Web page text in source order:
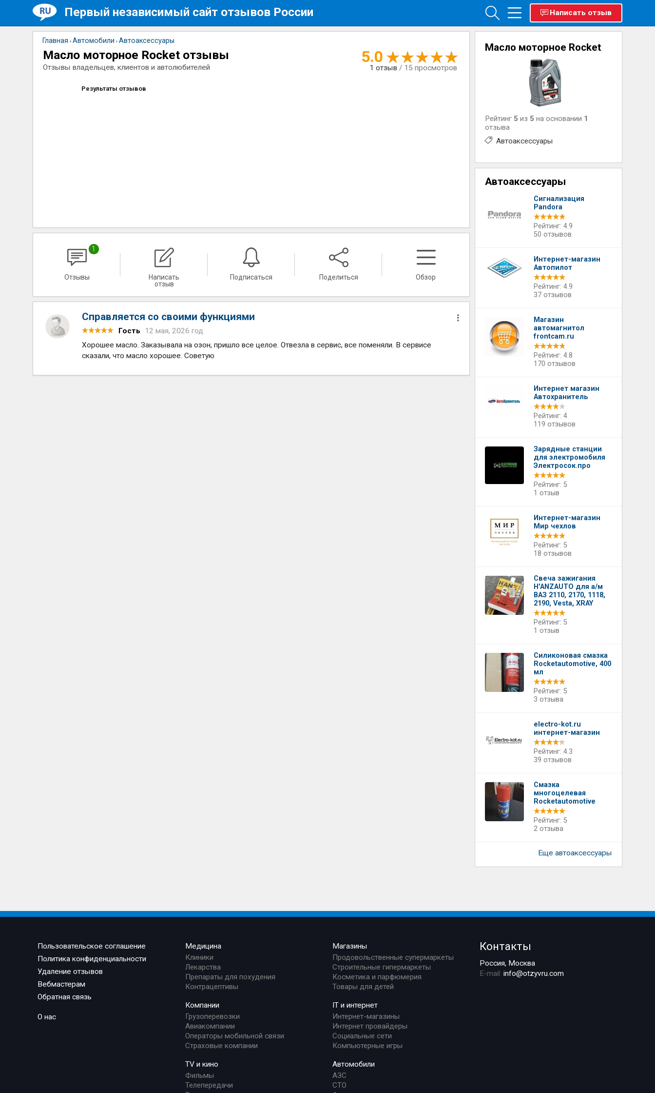
Первый независимый сайт отзывов России Написать отзыв
Главная ›Автомобили ›Автоаксессуары
Масло моторное Rocket отзывы
Отзывы владельцев, клиентов и автолюбителей
5.0
1 отзыв/ 15 просмотров
Результаты отзывов
1
Отзывы
Написать
отзыв
Подписаться Поделиться Обзор
Справляется со своими функциями
Гость
12 мая, 2026 год
Хорошее масло. Заказывала на озон, пришло все целое. Отвезла в сервис, все поменяли. В сервисе
сказали, что масло хорошее. Советую
Масло моторное Rocket
Рейтинг 5 из 5 на основании 1
отзыва
Автоаксессуары
Автоаксессуары
Сигнализация
Pandora
Рейтинг: 4.9
50 отзывов
Интернет-магазин
Автопилот
Рейтинг: 4.9
37 отзывов
Магазин
автомагнитол
frontcam.ru
Рейтинг: 4.8
170 отзывов
Интернет магазин
Автохранитель
Рейтинг: 4
119 отзывов
Зарядные станции
для электромобиля
Электросок.про
Рейтинг: 5
1 отзыв
Интернет-магазин
Мир чехлов
Рейтинг: 5
18 отзывов
Свеча зажигания
H'ANZAUTO для а/м
ВАЗ 2110, 2170, 1118,
2190, Vesta, XRAY
Рейтинг: 5
1 отзыв
Силиконовая смазка
Rocketautomotive, 400
мл
Рейтинг: 5
3 отзыва
electro-kot.ru
интернет-магазин
Рейтинг: 4.3
39 отзывов
Смазка
многоцелевая
Rocketautomotive
Рейтинг: 5
2 отзыва
Еще автоаксессуары
Пользовательское соглашение
Политика конфиденциальности
Удаление отзывов
Вебмастерам
Обратная связь
О нас
Медицина
Клиники
Лекарства
Препараты для похудения
Контрацептивы
Компании
Грузоперевозки
Авиакомпании
Операторы мобильной связи
Страховые компании
TV и кино
Фильмы
Телепередачи
Магазины
Продовольственные супермаркеты
Строительные гипермаркеты
Косметика и парфюмерия
Товары для детей
IT и интернет
Интернет-магазины
Интернет провайдеры
Социальные сети
Компьютерные игры
Автомобили
АЗС
СТО
Контакты
Россия, Москва
E-mail:info@otzyvru.com